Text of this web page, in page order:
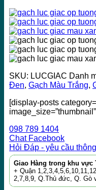
SKU: LUCGIAC Danh
Đen, Gạch Màu Trắng,
[display-posts
098 789 1404
Chat Facebook
Hỏi Đáp - yêu cầu
Giao Hàng trong khu vực
+ Quận
2,7,8,9, Q.Thủ đức, Q. Gò